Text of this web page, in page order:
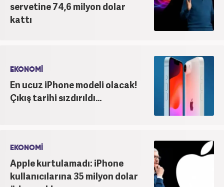
servetine 74,6 milyon dolar
kattı
EKONOMİ
En ucuz iPhone modeli olacak!
Çıkış tarihi sızdırıldı...
EKONOMİ
Apple kurtulamadı: iPhone
kullanıcılarına 35 milyon dolar